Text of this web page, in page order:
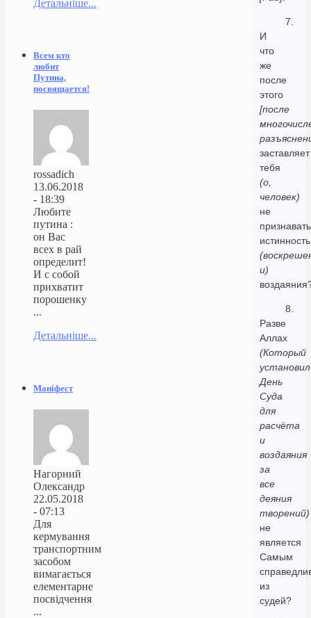
7.
И
что
же
после
этого
[после
заставляет
тебя
(о,
человек)
не
признавать
истинность
и)
8.
Разве
Аллах
(Который
установил
День
Суда
для
расчёта
и
воздаяния
за
все
деяния
творений)
не
является
Самым
из
судей?
Детальніше...
Всем кто
любит
Путина,
посвящается!
rossadich
13.06.2018
- 18:39
Любите
путина :
он Вас
всех в рай
определит!
И с собой
прихватит
порошенку
...
Детальніше...
Маніфест
Нагорний
Олександр
22.05.2018
- 07:13
Для
кермування
транспортним
засобом
вимагається
елементарне
посвідчення
...